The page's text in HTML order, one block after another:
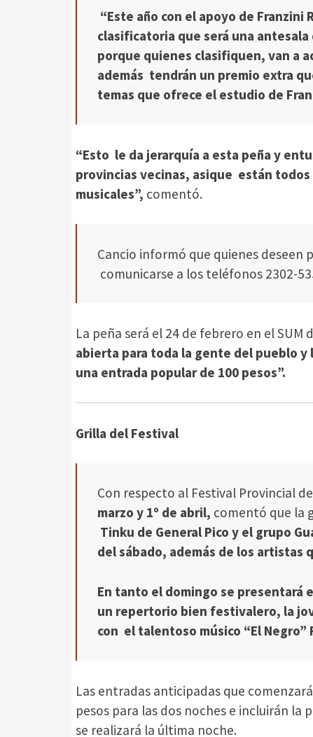
“Este año con el apoyo de Franzini
clasificatoria que será una
porque quienes clasifiquen, van a
además tendrán un premio extra
temas que ofrece el estudio de
“Esto le da jerarquía a esta peña y
provincias vecinas, asique están
musicales”, comentó.
Cancio informó que quienes
comunicarse a los teléfonos 2302-
La peña será el 24 de febrero en el SUM
abierta para toda la gente del pueblo
una entrada popular de 100 pesos”.
Grilla del Festival
Con respecto al Festival Provincial
marzo y 1º de abril, comentó que la
Tinku de General Pico y el grupo
del sábado, además de los artistas
En tanto el domingo se presentará
un repertorio bien festivalero, la
con el talentoso músico “El Negro”
Las entradas anticipadas que
pesos para las dos noches e incluirán
se realizará la última noche.